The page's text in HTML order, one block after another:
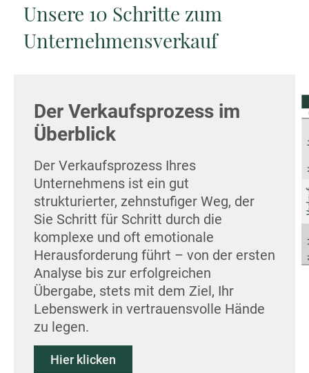
Unsere 10 Schritte zum
Unternehmensverkauf
Der Verkaufsprozess im
Überblick
Der Verkaufsprozess Ihres
Unternehmens ist ein gut
strukturierter, zehnstufiger Weg, der
Sie Schritt für Schritt durch die
komplexe und oft emotionale
Herausforderung führt – von der ersten
Analyse bis zur erfolgreichen
Übergabe, stets mit dem Ziel, Ihr
Lebenswerk in vertrauensvolle Hände
zu legen.
Hier klicken